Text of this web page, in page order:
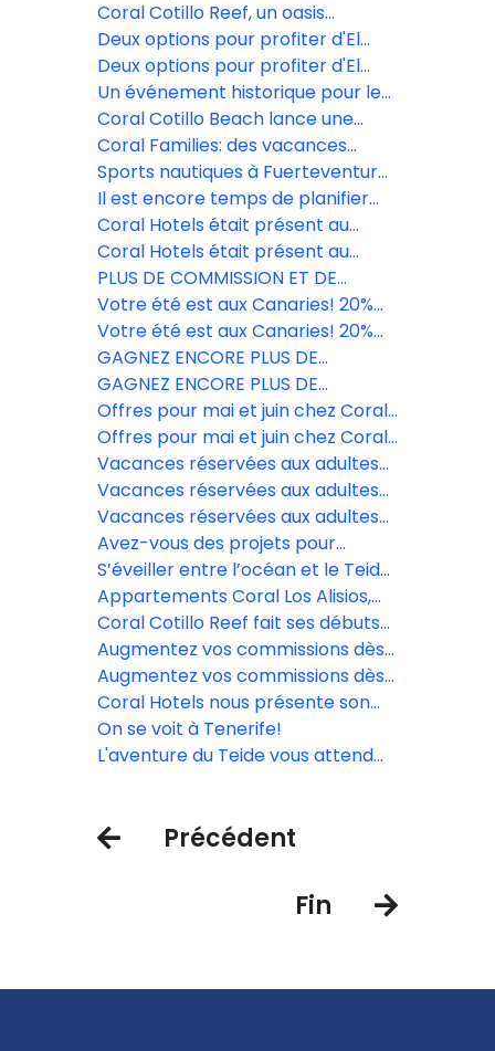
Espaces, divertissement et plage
avec Coral Hotels
Coral Cotillo Reef, un oasis
d'exclusivité et de connexion avec
la nature
Deux options pour profiter d'El
Cotillo avec 10 % de réduction
Deux options pour profiter d'El
Cotillo avec 10 % de réduction
Un événement historique pour le
football féminin dans les îles
Canarie.
Coral Cotillo Beach lance une
promotion spéciale avec des
réductions allant jusqu'à 15%.
Coral Families: des vacances
conçues pour profiter en famille à
Tenerife.
Sports nautiques à Fuerteventura:
découvrez El Cotillo
Il est encore temps de planifier
l'été de vos clients au meilleur prix.
☀️
Coral Hotels était présent au
Salon des Vacances de El Corte
Inglés à Grande Canarie.
Coral Hotels était présent au
Salon des Vacances de El Corte
Inglés à Grande Canarie.
PLUS DE COMMISSION ET DE
RÉDUCTIONS AVEC CORAL HOTELS
EN CE MOIS DE MAI ET JUIN!
Votre été est aux Canaries! 20%
exclusifs pour garantir vos ventes.
Votre été est aux Canaries! 20%
exclusifs pour garantir vos ventes.
GAGNEZ ENCORE PLUS DE
COMMISSIONS AVEC CORAL
HOTELS EN MAI ET JUIN!
GAGNEZ ENCORE PLUS DE
COMMISSIONS AVEC CORAL
HOTELS EN MAI ET JUIN!
Offres pour mai et juin chez Coral
Hotels, avec 10 % de réduction
Offres pour mai et juin chez Coral
Hotels, avec 10 % de réduction
Vacances réservées aux adultes
dans le sud de Tenerife.
Vacances réservées aux adultes
dans le sud de Tenerife.
Vacances réservées aux adultes
dans le sud de Tenerife.
Avez-vous des projets pour
Pâques? Venez découvrir le
printemps des Canaries
S’éveiller entre l’océan et le Teide:
une expérience inoubliable à Coral
Villas La Quinta
Appartements Coral Los Alisios,
une valeur sûre pour tout type de
voyageurs.
Coral Cotillo Reef fait ses débuts
en tant que nouvelle proposition
exclusive à Fuerteventura.
Augmentez vos commissions dès
maintenant avec Coral Hotels!
Augmentez vos commissions dès
maintenant avec Coral Hotels!
Coral Hotels nous présente son
nouvel hôtel à Fuerteventura: le
Coral Cotillo Reef
On se voit à Tenerife!
L'aventure du Teide vous attend
Précédent
Fin